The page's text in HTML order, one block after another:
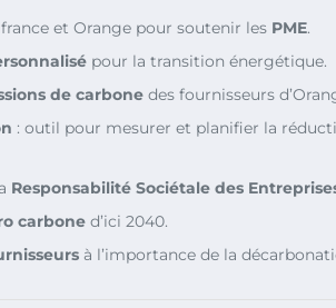
et Orange pour soutenir les PME.
pour la transition énergétique.
de carbone des fournisseurs
: outil pour mesurer et planifier la
Responsabilité Sociétale des
carbone d’ici 2040.
à l’importance de la